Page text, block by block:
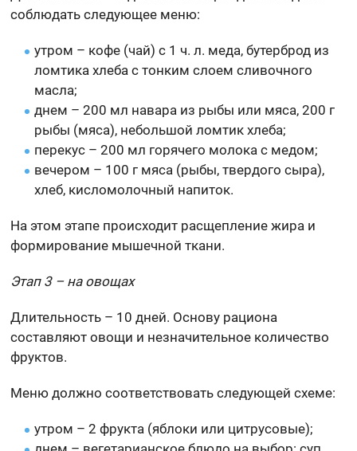
соблюдать следующее меню:
утром – кофе (чай) с 1 ч. л. меда, бутерброд из
ломтика хлеба с тонким слоем сливочного
масла;
днем – 200 мл навара из рыбы или мяса, 200 г
рыбы (мяса), небольшой ломтик хлеба;
перекус – 200 мл горячего молока с медом;
вечером – 100 г мяса (рыбы, твердого сыра),
хлеб, кисломолочный напиток.
На этом этапе происходит расщепление жира и
формирование мышечной ткани.
Этап 3 – на овощах
Длительность – 10 дней. Основу рациона
составляют овощи и незначительное количество
фруктов.
Меню должно соответствовать следующей схеме:
утром – 2 фрукта (яблоки или цитрусовые);